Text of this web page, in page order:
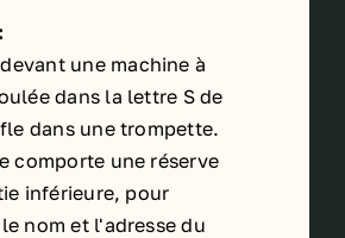
une machine à
dans la lettre S de
dans une trompette.
comporte une réserve
inférieure, pour
nom et l'adresse du